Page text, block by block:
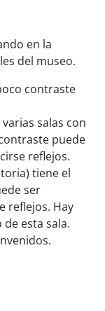
en la
del museo.
contraste
salas con
puede
reflejos.
tiene el
ser
reflejos. Hay
esta sala.